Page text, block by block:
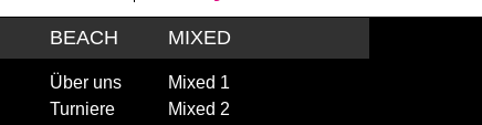
BEACH
Über uns
Turniere
MIXED
Mixed 1
Mixed 2